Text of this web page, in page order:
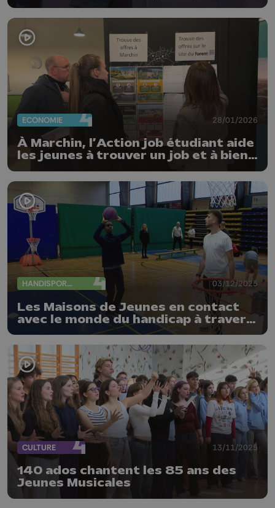
ECONOMIE 28/01/2026
À Marchin, l’Action job étudiant aide
les jeunes à trouver un job et à bien
comprendre leur statut
HANDISPORTS 03/12/2025
Les Maisons de Jeunes en contact
avec le monde du handicap à travers
le sport
CULTURE 13/11/2025
140 ados chantent les 85 ans des
Jeunes Musicales